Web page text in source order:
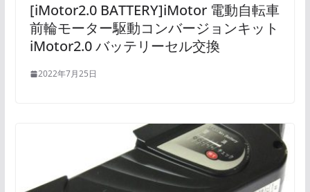
[iMotor2.0 BATTERY]iMotor 電動自転車
前輪モーター駆動コンバージョンキット
iMotor2.0 バッテリーセル交換
2022年7月25日